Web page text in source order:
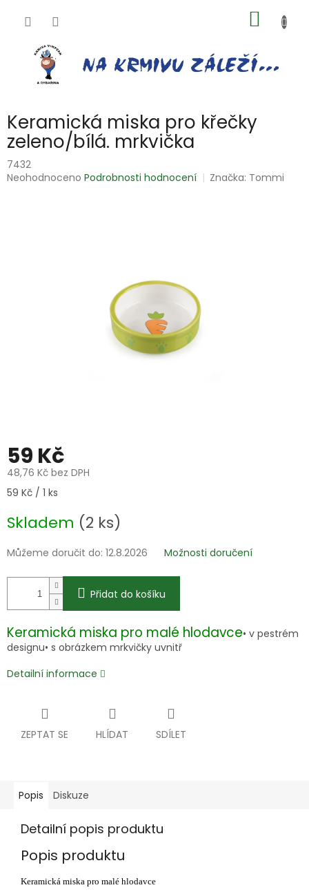
KOŠÍK
Keramická miska pro křečky
zeleno/bílá. mrkvička
7432
Průměrné
Neohodnoceno Podrobnosti hodnocení Značka: Tommi
59 Kč
48,76 Kč bez DPH
Měrná
59 Kč / 1 ks
Skladem (2 ks)
Můžeme doručit do: 12.8.2026 Možnosti doručení
Přidat do košíku
Keramická miska pro malé hlodavce• v pestrém
designu• s obrázkem mrkvičky uvnitř
Detailní informace
ZEPTAT SE HLÍDAT SDÍLET
Popis Diskuze
Detailní popis produktu
Popis produktu
Keramická miska pro malé hlodavce